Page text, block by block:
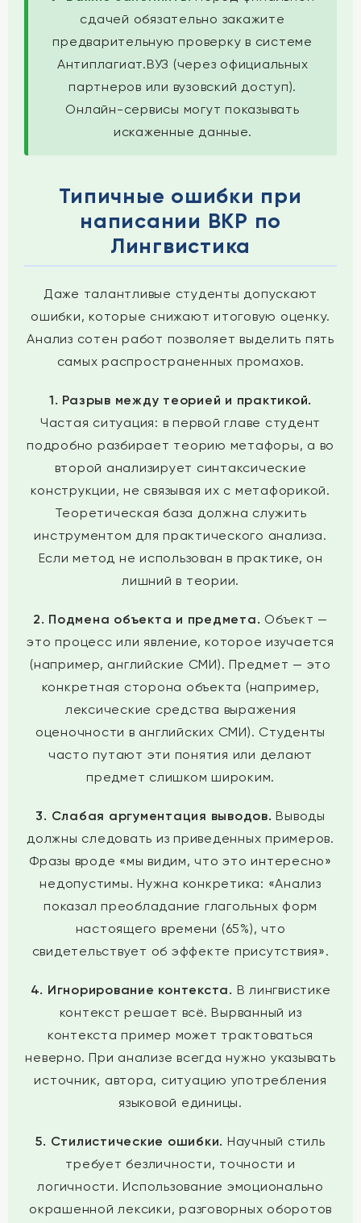
сдачей обязательно закажите
предварительную проверку в системе
Антиплагиат.ВУЗ (через официальных
партнеров или вузовский доступ).
Онлайн-сервисы могут показывать
искаженные данные.
Типичные ошибки при
написании ВКР по
Лингвистика
Даже талантливые студенты допускают
ошибки, которые снижают итоговую оценку.
Анализ сотен работ позволяет выделить пять
самых распространенных промахов.
1. Разрыв между теорией и практикой.
Частая ситуация: в первой главе студент
подробно разбирает теорию метафоры, а во
второй анализирует синтаксические
конструкции, не связывая их с метафорикой.
Теоретическая база должна служить
инструментом для практического анализа.
Если метод не использован в практике, он
лишний в теории.
2. Подмена объекта и предмета. Объект —
это процесс или явление, которое изучается
(например, английские СМИ). Предмет — это
конкретная сторона объекта (например,
лексические средства выражения
оценочности в английских СМИ). Студенты
часто путают эти понятия или делают
предмет слишком широким.
3. Слабая аргументация выводов. Выводы
должны следовать из приведенных примеров.
Фразы вроде «мы видим, что это интересно»
недопустимы. Нужна конкретика: «Анализ
показал преобладание глагольных форм
настоящего времени (65%), что
свидетельствует об эффекте присутствия».
4. Игнорирование контекста. В лингвистике
контекст решает всё. Вырванный из
контекста пример может трактоваться
неверно. При анализе всегда нужно указывать
источник, автора, ситуацию употребления
языковой единицы.
5. Стилистические ошибки. Научный стиль
требует безличности, точности и
логичности. Использование эмоционально
окрашенной лексики, разговорных оборотов